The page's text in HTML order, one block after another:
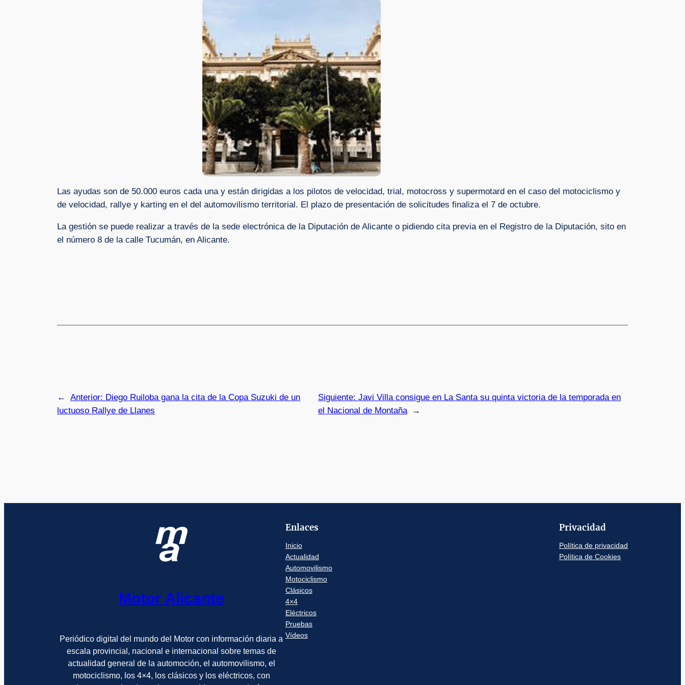
Las ayudas son de 50.000 euros cada una y están dirigidas a los pilotos de velocidad, trial, motocross y supermotard en el caso del motociclismo y
de velocidad, rallye y karting en el del automovilismo territorial. El plazo de presentación de solicitudes finaliza el 7 de octubre.
La gestión se puede realizar a través de la sede electrónica de la Diputación de Alicante o pidiendo cita previa en el Registro de la Diputación, sito en
el número 8 de la calle Tucumán, en Alicante.
← Anterior: Diego Ruiloba gana la cita de la Copa Suzuki de un
luctuoso Rallye de Llanes
Siguiente:Javi Villa consigue en La Santa su quinta victoria de la temporada en
el Nacional de Montaña
→
Motor Alicante
Periódico digital del mundo del Motor con información diaria a
escala provincial, nacional e internacional sobre temas de
actualidad general de la automoción, el automovilismo, el
motociclismo, los 4×4, los clásicos y los eléctricos, con
Enlaces
Inicio
Actualidad
Automovilismo
Motociclismo
Clásicos
4×4
Eléctricos
Pruebas
Vídeos
Privacidad
Política de privacidad
Política de Cookies